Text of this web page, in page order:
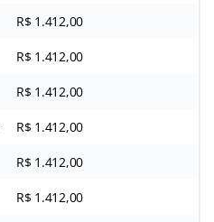
R$ 1.412,00
R$ 1.412,00
R$ 1.412,00
R$ 1.412,00
R$ 1.412,00
R$ 1.412,00